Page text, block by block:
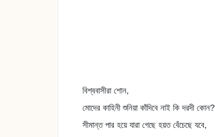
বিশ্ববাসীরা শোন,
মোদের কাহিনী শুনিয়া কাঁদিবে নাই কি দরদী কোন?
সীমান্ত পার হয়ে যারা গেছে হয়ত বেঁচেছে যবে,